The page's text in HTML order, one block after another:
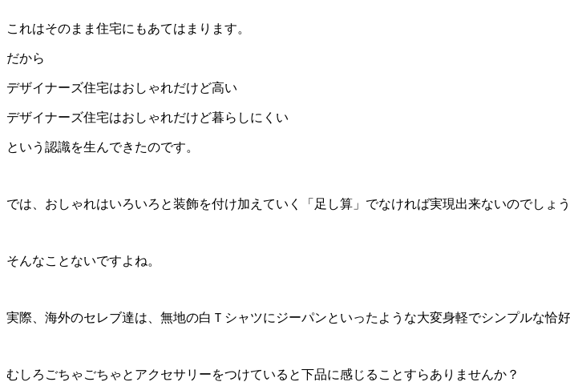
これはそのまま住宅にもあてはまります。
だから
デザイナーズ住宅はおしゃれだけど高い
デザイナーズ住宅はおしゃれだけど暮らしにくい
という認識を生んできたのです。
では、おしゃれはいろいろと装飾を付け加えていく「足し算」でなければ実現出来ないのでしょ
そんなことないですよね。
実際、海外のセレブ達は、無地の白Ｔシャツにジーパンといったような大変身軽でシンプルな恰
むしろごちゃごちゃとアクセサリーをつけていると下品に感じることすらありませんか？